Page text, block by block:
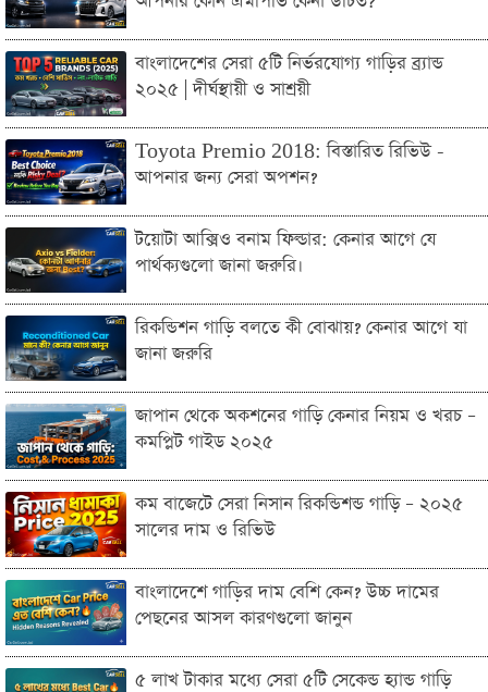
বাংলাদেশের সেরা ৫টি নির্ভরযোগ্য গাড়ির ব্র্যান্ড
২০২৫ | দীর্ঘস্থায়ী ও সাশ্রয়ী
Toyota Premio 2018: বিস্তারিত রিভিউ -
আপনার জন্য সেরা অপশন?
টয়োটা আক্সিও বনাম ফিল্ডার: কেনার আগে যে
পার্থক্যগুলো জানা জরুরি।
রিকন্ডিশন গাড়ি বলতে কী বোঝায়? কেনার আগে যা
জানা জরুরি
জাপান থেকে অকশনের গাড়ি কেনার নিয়ম ও খরচ –
কমপ্লিট গাইড ২০২৫
কম বাজেটে সেরা নিসান রিকন্ডিশন্ড গাড়ি – ২০২৫
সালের দাম ও রিভিউ
বাংলাদেশে গাড়ির দাম বেশি কেন? উচ্চ দামের
পেছনের আসল কারণগুলো জানুন
৫ লাখ টাকার মধ্যে সেরা ৫টি সেকেন্ড হ্যান্ড গাড়ি